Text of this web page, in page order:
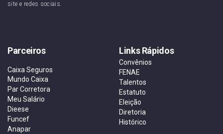
site e redes sociais.
Parceiros
Caixa Seguros
Mundo Caixa
Par Corretora
Meu Salário
Dieese
Funcef
Anapar
Links Rápidos
Convênios
FENAE
Talentos
Estatuto
Eleição
Diretoria
Histórico